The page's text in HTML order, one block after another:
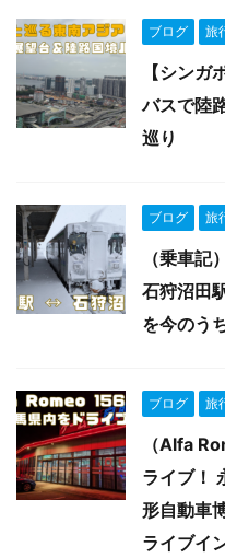
ブログ 旅
【シンガ
バスで陸
巡り
ブログ 旅
（乗車
石狩沼田
を今のう
ブログ 旅
（Alfa
ライブ！
形自動車
ライブイ